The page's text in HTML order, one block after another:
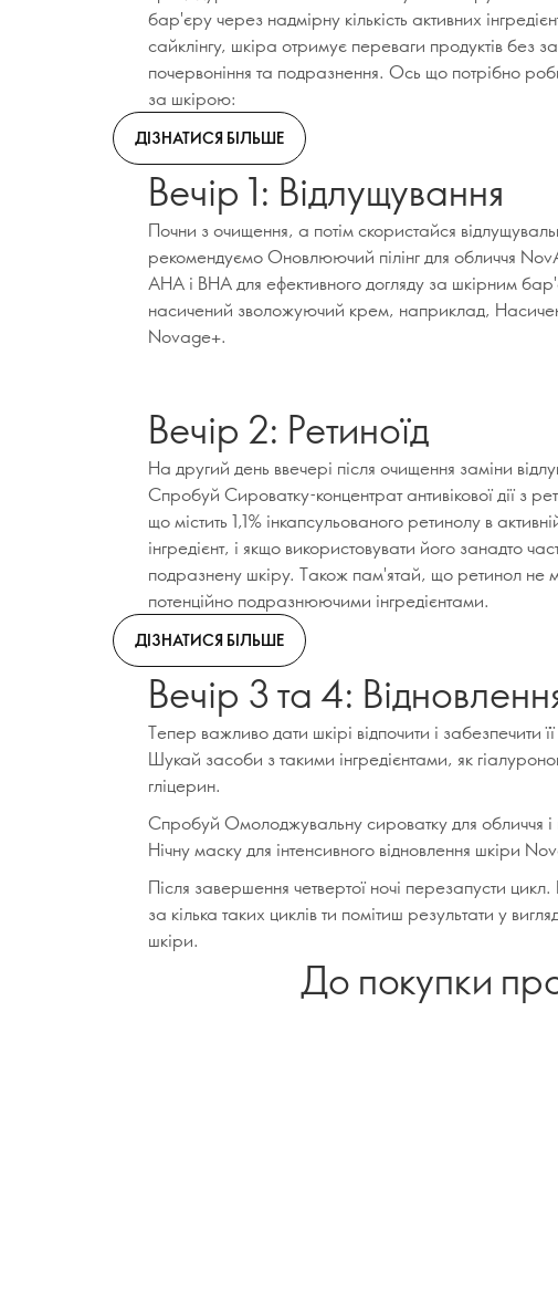
бар'єру через надмірну кількість активних
сайклінгу, шкіра отримує переваги продуктів без
почервоніння та подразнення. Ось що потрібно
за шкірою:
ДІЗНАТИСЯ БІЛЬШЕ
Вечір 1: Відлущування
Почни з очищення, а потім скористайся
рекомендуємо Оновлюючий пілінг для обличчя
AHA і BHA для ефективного догляду за шкірним
насичений зволожуючий крем, наприклад,
Novage+.
Вечір 2: Ретиноїд
На другий день ввечері після очищення заміни
Спробуй Сироватку-концентрат антивікової дії з
що містить 1,1% інкапсульованого ретинолу в
інгредієнт, і якщо використовувати його занадто
подразнену шкіру. Також пам'ятай, що ретинол не
потенційно подразнюючими інгредієнтами.
ДІЗНАТИСЯ БІЛЬШЕ
Вечір 3 та 4:
Тепер важливо дати шкірі відпочити і забезпечити
Шукай засоби з такими інгредієнтами, як
гліцерин.
Спробуй Омолоджувальну сироватку для обличчя
Нічну маску для інтенсивного відновлення шкіри
Після завершення четвертої ночі перезапусти
за кілька таких циклів ти помітиш результати у
шкіри.
До покупки